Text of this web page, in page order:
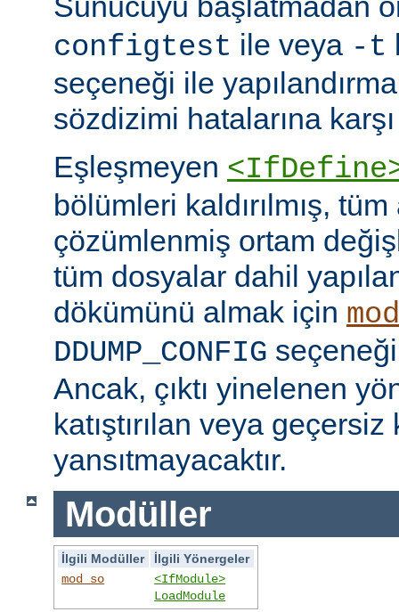
configtest ile veya -t
seçeneği ile yapılandırma
sözdizimi hatalarına
Eşleşmeyen
bölümleri kaldırılmış,
çözümlenmiş ortam
tüm dosyalar dahil
dökümünü almak için
DDUMP_CONFIG
Ancak, çıktı yinelenen
katıştırılan veya geçersiz
yansıtmayacaktır.
Modüller
İlgili Modüller
İlgili Yönergeler
mod_so
<IfModule>
LoadModule